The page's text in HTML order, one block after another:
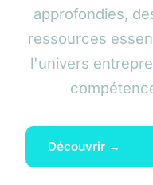
approfondies,
ressources
l'univers
Découvrir →